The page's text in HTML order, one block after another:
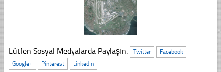
Lütfen Sosyal Medyalarda Paylaşın: Twitter
Facebook
Google+
Pinterest LinkedIn